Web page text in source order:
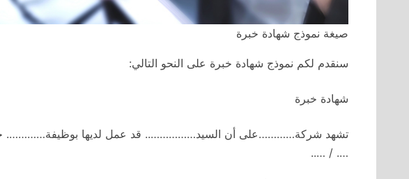
صيغة نموذج شهادة خبرة
سنقدم لكم نموذج شهادة خبرة على النحو التالي:
شهادة خبرة
تشهد شركة…………على أن السيد…………….. قد عمل لديها بوظيفة…………. حيث
…. / …..